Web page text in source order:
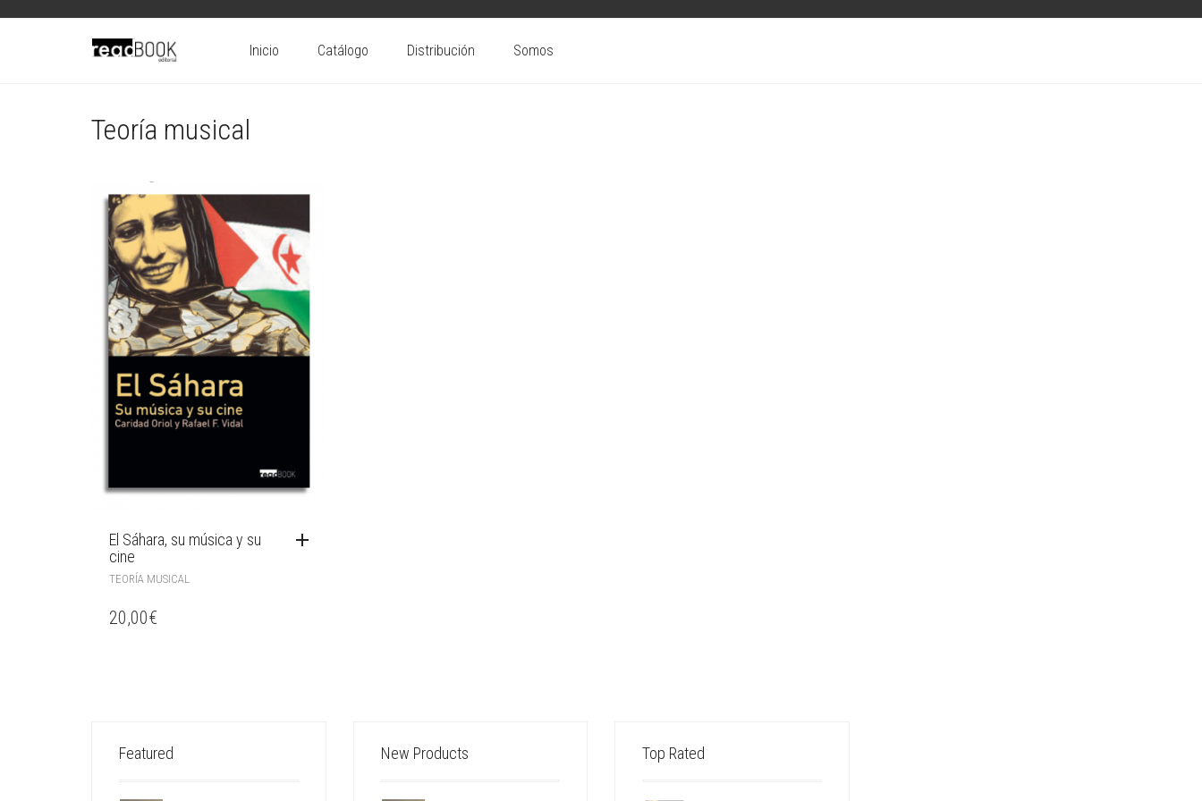
Inicio Catálogo Distribución Somos
Teoría musical
El Sáhara, su música y su
cine
TEORÍA MUSICAL
20,00€
Featured New Products Top Rated